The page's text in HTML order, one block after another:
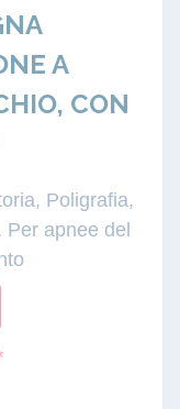
A
CON
Poligrafia,
apnee del